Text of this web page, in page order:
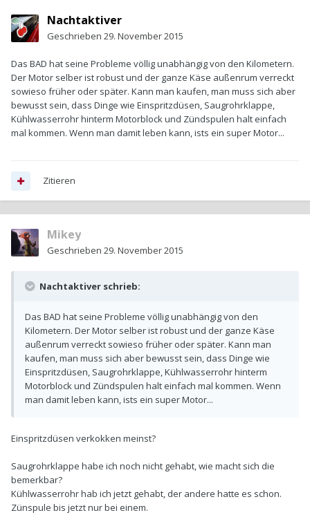
Nachtaktiver
Geschrieben 29. November 2015
Das BAD hat seine Probleme völlig unabhängig von den Kilometern.
Der Motor selber ist robust und der ganze Käse außenrum verreckt
sowieso früher oder später. Kann man kaufen, man muss sich aber
bewusst sein, dass Dinge wie Einspritzdüsen, Saugrohrklappe,
Kühlwasserrohr hinterm Motorblock und Zündspulen halt einfach
mal kommen. Wenn man damit leben kann, ists ein super Motor...
Zitieren
Mikey
Geschrieben 29. November 2015
Nachtaktiver schrieb:
Das BAD hat seine Probleme völlig unabhängig von den
Kilometern. Der Motor selber ist robust und der ganze Käse
außenrum verreckt sowieso früher oder später. Kann man
kaufen, man muss sich aber bewusst sein, dass Dinge wie
Einspritzdüsen, Saugrohrklappe, Kühlwasserrohr hinterm
Motorblock und Zündspulen halt einfach mal kommen. Wenn
man damit leben kann, ists ein super Motor...
Einspritzdüsen verkokken meinst?
Saugrohrklappe habe ich noch nicht gehabt, wie macht sich die
bemerkbar?
Kühlwasserrohr hab ich jetzt gehabt, der andere hatte es schon.
Zünspule bis jetzt nur bei einem.